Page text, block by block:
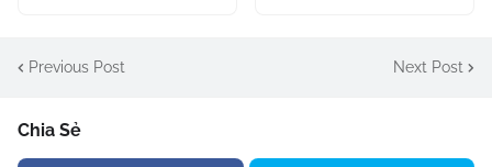
Previous Post Next Post
Chia Sẻ